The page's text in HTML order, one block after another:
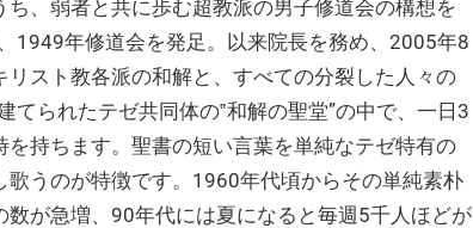
、弱者と共に歩む超教派の男子修道会の構想を
1949年修道会を発足。以来院長を務め、2005年8
スト教各派の和解と、すべての分裂した人々の
られたテゼ共同体の‟和解の聖堂”の中で、一日3
持ちます。聖書の短い言葉を単純なテゼ特有の
うのが特徴です。1960年代頃からその単純素朴
が急増、90年代には夏になると毎週5千人ほどが